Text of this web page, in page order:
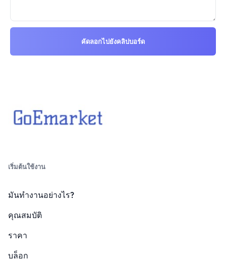
คัดลอกไปยังคลิปบอร์ด
เริ่มต้นใช้งาน
มันทำงานอย่างไร?
คุณสมบัติ
ราคา
บล็อก